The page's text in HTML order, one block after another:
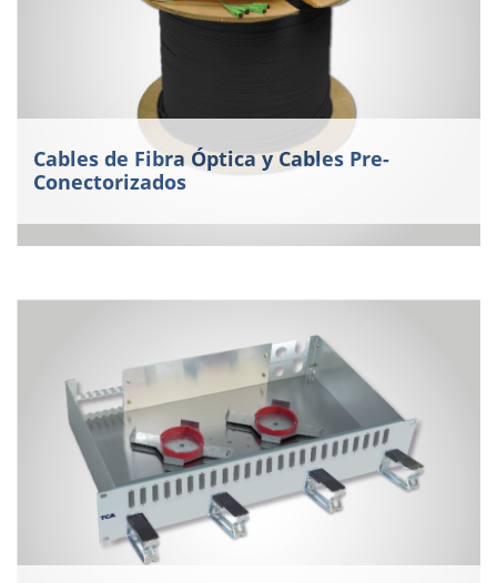
Cables de Fibra Óptica y Cables Pre-
Conectorizados